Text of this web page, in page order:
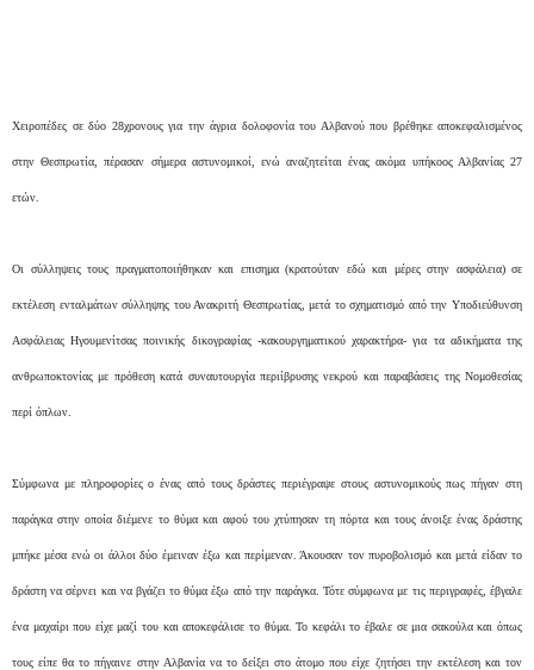
Χειροπέδες σε δύο 28χρονους για την άγρια δολοφονία του Αλβανού που βρέθηκε αποκεφαλισμένος
στην Θεσπρωτία, πέρασαν σήμερα αστυνομικοί, ενώ αναζητείται ένας ακόμα υπήκοος Αλβανίας 27
ετών.
Οι σύλληψεις τους πραγματοποιήθηκαν και επισημα (κρατούταν εδώ και μέρες στην ασφάλεια) σε
εκτέλεση ενταλμάτων σύλληψης του Ανακριτή Θεσπρωτίας, μετά το σχηματισμό από την Υποδιεύθυνση
Ασφάλειας Ηγουμενίτσας ποινικής δικογραφίας -κακουργηματικού χαρακτήρα- για τα αδικήματα της
ανθρωποκτονίας με πρόθεση κατά συναυτουργία περιίβρυσης νεκρού και παραβάσεις της Νομοθεσίας
περί όπλων.
Σύμφωνα με πληροφορίες ο ένας από τους δράστες περιέγραψε στους αστυνομικούς πως πήγαν στη
παράγκα στην οποία διέμενε το θύμα και αφού του χτύπησαν τη πόρτα και τους άνοιξε ένας δράστης
μπήκε μέσα ενώ οι άλλοι δύο έμειναν έξω και περίμεναν. Άκουσαν τον πυροβολισμό και μετά είδαν το
δράστη να σέρνει και να βγάζει το θύμα έξω από την παράγκα. Τότε σύμφωνα με τις περιγραφές, έβγαλε
ένα μαχαίρι που είχε μαζί του και αποκεφάλισε το θύμα. Το κεφάλι το έβαλε σε μια σακούλα και όπως
τους είπε θα το πήγαινε στην Αλβανία να το δείξει στο άτομο που είχε ζητήσει την εκτέλεση και τον